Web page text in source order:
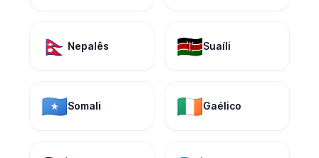
🇳🇵 Nepalês 🇰🇪Suaíli
🇸🇴Somali 🇮🇪Gaélico